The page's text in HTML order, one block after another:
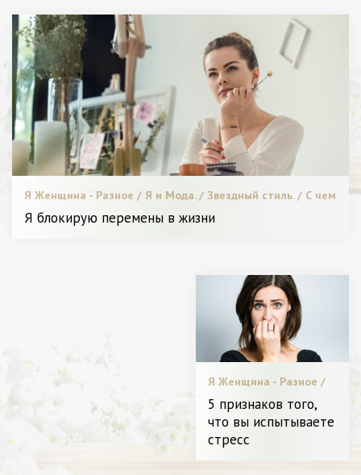
Я Женщина - Разное / Я и Мода. / Звездный стиль. / С чем
носить. / Пластическая хирургия / Новинки. / Меняем
образ. / Видео. / Красота. / Мода. / Диета и питание.
Я блокирую перемены в жизни
Я Женщина - Разное /
Звездный стиль. / С чем
носить. / Шопинг. /
Леди в Тренде. / Битва
стилистов. /
5 признаков того,
что вы испытываете
стресс
СТАТЬИ / Я Женщина -
Разное / Высокая